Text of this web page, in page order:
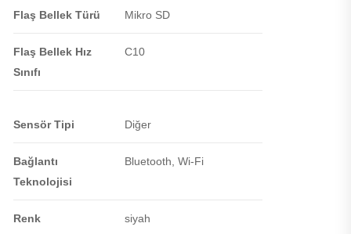
Flaş Bellek Türü Mikro SD
Flaş Bellek Hız
Sınıfı
C10
Sensör Tipi Diğer
Bağlantı
Teknolojisi
Bluetooth, Wi-Fi
Renk siyah